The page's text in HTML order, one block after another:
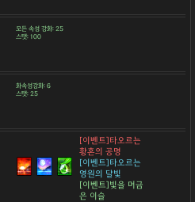
모든 속성 강화: 25
스탯: 100
화속성강화: 6
스탯: 25
[이벤트]타오르는
황혼의 공명
[이벤트]타오르는
영원의 달빛
[이벤트]빛을 머금
은 이슬